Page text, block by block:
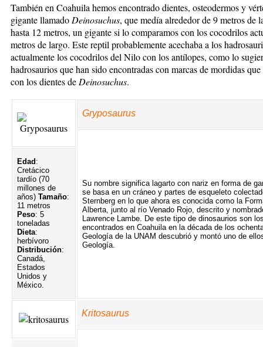
También en Coahuila hemos encontrado dientes, osteodermos y
gigante llamado Deinosuchus, que medía alrededor de 9 metros de
hasta 12 metros, un gigante si lo comparamos con los cocodrilos
metros de largo. Este reptil probablemente acechaba a los
actualmente los cocodrilos del Nilo con los antílopes, como lo
hadrosaurios que han sido encontradas con marcas de mordidas
con los dientes de Deinosuchus.
Gryposaurus
Su nombre significa lagarto con nariz en forma de
se basa en un cráneo y partes de esqueleto
Sternberg en lo que ahora es conocida como la
Alberta, junto al río Venado Rojo, descrito y
Lawrence Lambe. De este tipo de dinosaurios son
encontrados en Coahuila en la década de los
Geología de la UNAM descubrió y montó uno de
Geología.
Edad :
Cretácico
tardío (70
millones de
años) Tamaño:
11 metros
Peso: 5
toneladas
Dieta:
herbívoro
Distribución:
Canadá,
Estados
Unidos y
México.
Kritosaurus